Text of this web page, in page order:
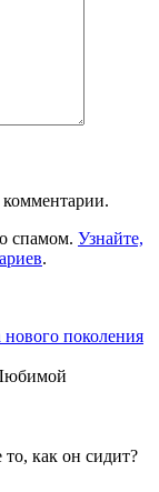
комментарии.
спамом. Узнайте,
.
поколения
то, как он сидит?